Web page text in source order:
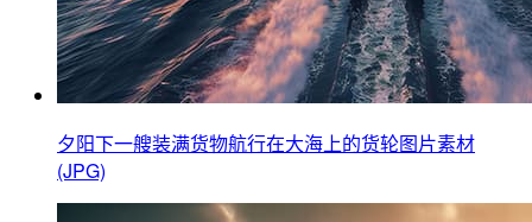
夕阳下一艘装满货物航行在大海上的货轮图片素材
(JPG)